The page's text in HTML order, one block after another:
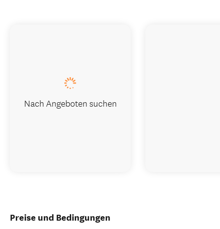
Preise und Bedingungen
Nach Angeboten suchen